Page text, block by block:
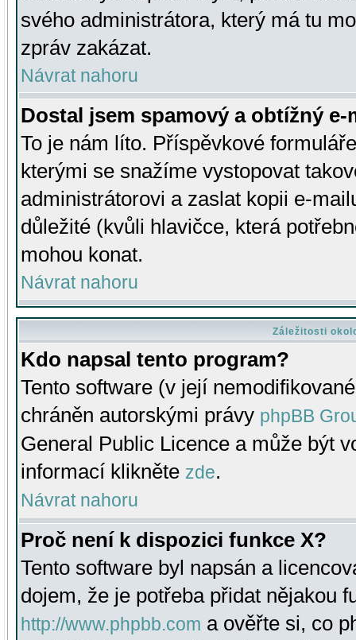
svého administrátora, který má tu
zpráv zakázat.
Návrat nahoru
Dostal jsem spamový a obtížný
To je nám líto. Příspěvkové
kterými se snažíme vystopovat
administrátorovi a zaslat kopii e-
důležité (kvůli hlavičce, která
mohou konat.
Návrat nahoru
Záležitosti
Kdo napsal tento program?
Tento software (v její
chráněn autorskými právy phpBB
General Public Licence a může být
informací klikněte zde.
Návrat nahoru
Proč není k dispozici funkce X?
Tento software byl napsán a
dojem, že je potřeba přidat nějakou
http://www.phpbb.com a ověřte si, co